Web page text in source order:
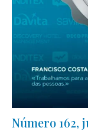
Número 162,